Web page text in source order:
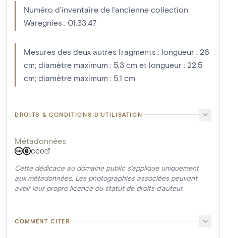
Numéro d'inventaire de l'ancienne collection
Waregnies : 01.33.47
Mesures des deux autres fragments : longueur : 26
cm; diamètre maximum : 5,3 cm et longueur : 22,5
cm; diamètre maximum : 5,1 cm
DROITS & CONDITIONS D'UTILISATION
Métadonnées
CC0
Cette dédicace au domaine public s'applique uniquement
aux métadonnées. Les photographies associées peuvent
avoir leur propre licence ou statut de droits d'auteur.
COMMENT CITER